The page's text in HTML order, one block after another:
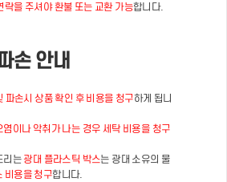
락을 주셔야 환불 또는 교환 가능합니다.
손 안내
파손시 상품 확인 후 비용을 청구하게 됩니
염이나 악취가 나는 경우 세탁 비용을 청구
리는광대 플라스틱 박스는 광대 소유의 물
비용을 청구합니다.